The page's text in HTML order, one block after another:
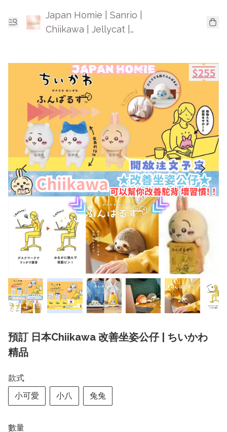
Japan Homie | Sanrio |
Chiikawa | Jellycat |
預訂 日本Chiikawa 改善坐姿公仔 | ちいかわ
精品
款式
小可愛
小八 兔兔
數量